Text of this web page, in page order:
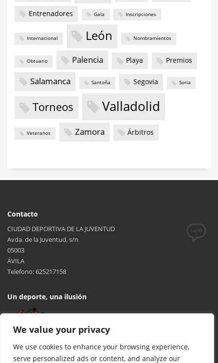
We value your privacy
We use cookies to enhance your browsing experience,
serve personalized ads or content, and analyze our
Entrenadores Gala Inscripciones
Internacional León Nombramientos
Obtuario Palencia Playa Premios
Salamanca Santoña Segovia Soria
Torneos Valladolid
Veteranos Zamora Árbitros
Contacto
CIUDAD DEPORTIVA DE LA JUVENTUD
Avda. de la Juventud, s/n
05003
ÁVILA
Telefono: 625217158
Un deporte, una ilusión